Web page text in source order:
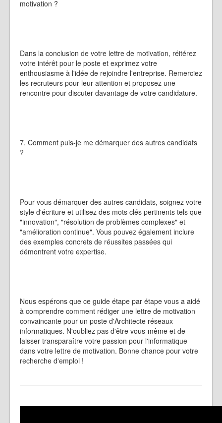
motivation ?
Dans la conclusion de votre lettre de motivation, réitérez
votre intérêt pour le poste et exprimez votre
enthousiasme à l'idée de rejoindre l'entreprise. Remerciez
les recruteurs pour leur attention et proposez une
rencontre pour discuter davantage de votre candidature.
7. Comment puis-je me démarquer des autres candidats
?
Pour vous démarquer des autres candidats, soignez votre
style d'écriture et utilisez des mots clés pertinents tels que
"innovation", "résolution de problèmes complexes" et
"amélioration continue". Vous pouvez également inclure
des exemples concrets de réussites passées qui
démontrent votre expertise.
Nous espérons que ce guide étape par étape vous a aidé
à comprendre comment rédiger une lettre de motivation
convaincante pour un poste d'Architecte réseaux
informatiques. N'oubliez pas d'être vous-même et de
laisser transparaître votre passion pour l'informatique
dans votre lettre de motivation. Bonne chance pour votre
recherche d'emploi !